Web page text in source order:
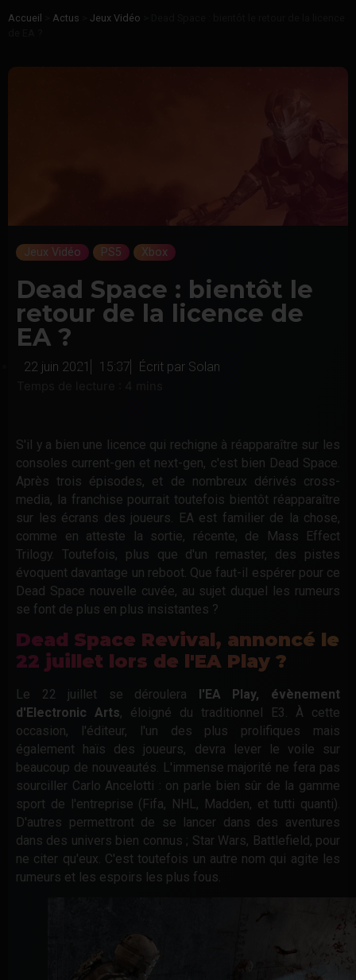
Accueil Actus Jeux Vidéo
Jeux Vidéo PS5 Xbox
Dead Space : bientôt le
retour de la licence de
EA ?
22 juin 2021 15:37 Écrit par Solan
S'il y a bien une licence qui rechigne à réapparaître sur les
consoles current-gen et next-gen, c'est bien Dead Space.
Après trois épisodes, et de nombreux dérivés cross-
media, la franchise pourrait toutefois bientôt réapparaître
sur les écrans des joueurs.
EA est familier de la chose,
comme en atteste la sortie, récente, de Mass Effect
Trilogy. Toutefois, plus que d'un remaster, des pistes
évoquent davantage un reboot. Que faut-il espérer pour ce
Dead Space nouvelle cuvée, au sujet duquel les rumeurs
se font de plus en plus insistantes ?
Dead Space Revival, annoncé le
22 juillet lors de l'EA Play ?
Le 22 juillet se déroulera l'EA Play, évènement
d'Electronic Arts, éloigné du traditionnel E3. À cette
occasion, l'éditeur, l'un des plus prolifiques mais
également haïs des joueurs, devra lever le voile sur
beaucoup de nouveautés. L'immense majorité ne fera pas
sourciller Carlo Ancelotti : on parle bien sûr de la gamme
sport de l'entreprise (Fifa, NHL, Madden, et tutti quanti).
D'autres permettront de se lancer dans des aventures
dans des univers bien connus ; Star Wars, Battlefield, pour
ne citer qu'eux. C'est toutefois un autre nom qui agite les
rumeurs et les espoirs les plus fous.